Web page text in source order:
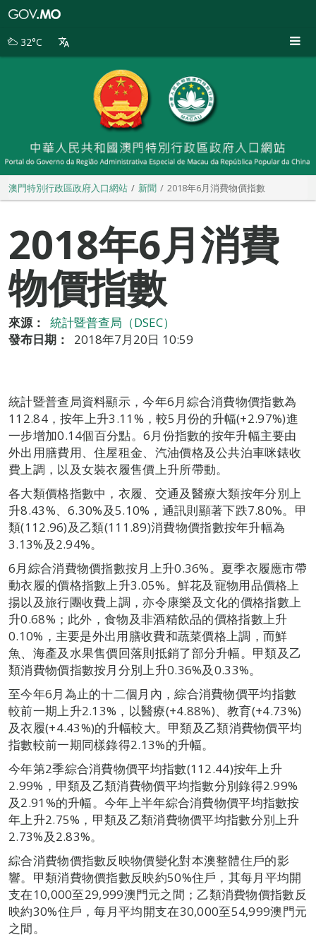
別
32°C
澳門特別行政區政府入口網站 新聞 2018年6月消費物價指數
2018年6月消費
物價指數
來源：
統計暨普查局（DSEC）
發布日期：
2018年7月20日 10:59
統計暨普查局資料顯示，今年6月綜合消費物價指數為
112.84，按年上升3.11%，較5月份的升幅(+2.97%)進
一步增加0.14個百分點。6月份指數的按年升幅主要由
外出用膳費用、住屋租金、汽油價格及公共泊車咪錶收
費上調，以及女裝衣履售價上升所帶動。
各大類價格指數中，衣履、交通及醫療大類按年分別上
升8.43%、6.30%及5.10%，通訊則顯著下跌7.80%。甲
類(112.96)及乙類(111.89)消費物價指數按年升幅為
3.13%及2.94%。
6月綜合消費物價指數按月上升0.36%。夏季衣履應市帶
動衣履的價格指數上升3.05%。鮮花及寵物用品價格上
揚以及旅行團收費上調，亦令康樂及文化的價格指數上
升0.68%；此外，食物及非酒精飲品的價格指數上升
0.10%，主要是外出用膳收費和蔬菜價格上調，而鮮
魚、海產及水果售價回落則抵銷了部分升幅。甲類及乙
類消費物價指數按月分別上升0.36%及0.33%。
至今年6月為止的十二個月內，綜合消費物價平均指數
較前一期上升2.13%，以醫療(+4.88%)、教育(+4.73%)
及衣履(+4.43%)的升幅較大。甲類及乙類消費物價平均
指數較前一期同樣錄得2.13%的升幅。
今年第2季綜合消費物價平均指數(112.44)按年上升
2.99%，甲類及乙類消費物價平均指數分別錄得2.99%
及2.91%的升幅。今年上半年綜合消費物價平均指數按
年上升2.75%，甲類及乙類消費物價平均指數分別上升
2.73%及2.83%。
綜合消費物價指數反映物價變化對本澳整體住戶的影
響。甲類消費物價指數反映約50%住戶，其每月平均開
支在10,000至29,999澳門元之間；乙類消費物價指數反
映約30%住戶，每月平均開支在30,000至54,999澳門元
之間。